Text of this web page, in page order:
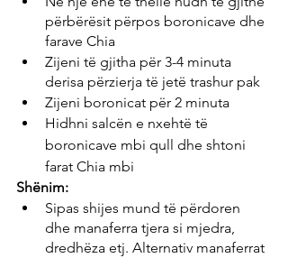
përbërësit përpos boronicave dhe
farave Chia
Zijeni të gjitha për 3-4 minuta
derisa përzierja të jetë trashur pak
Zijeni boronicat për 2 minuta
Hidhni salcën e nxehtë të
boronicave mbi qull dhe shtoni
farat Chia mbi
Shënim:
Sipas shijes mund të përdoren
dhe manaferra tjera si mjedra,
dredhëza etj. Alternativ manaferrat